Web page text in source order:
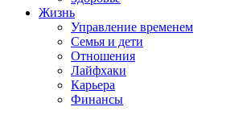
Жизнь
Управление временем
Семья и дети
Отношения
Лайфхаки
Карьера
Финансы